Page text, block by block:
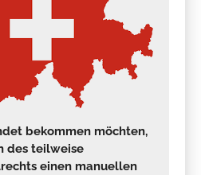
bekommen möchten,
des teilweise
einen manuellen